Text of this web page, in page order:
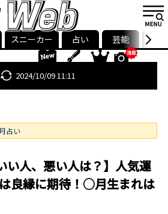
smart最新号
記事一覧ランキング
ストリ
スニーカー 占い 芸能 グル
2024/10/09 11:11
占い
い人、悪い人は？】人気運
良縁に期待！○月生まれは